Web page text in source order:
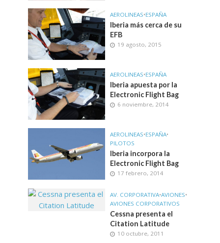
AEROLINEAS•ESPAÑA
Iberia más cerca de su
EFB
19 agosto, 2015
AEROLINEAS•ESPAÑA
Iberia apuesta por la
Electronic Flight Bag
6 noviembre, 2014
AEROLINEAS•ESPAÑA•
PILOTOS
Iberia incorpora la
Electronic Flight Bag
17 febrero, 2014
AV. CORPORATIVA•AVIONES•
AVIONES CORPORATIVOS
Cessna presenta el
Citation Latitude
10 octubre, 2011